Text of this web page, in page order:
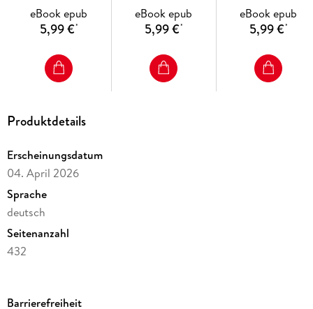
Kate McCoy organisiert immer alles bis ins kleinste Detail!
Doch dann lässt sie sich spontan auf eine Nacht mit ihrem
tätowierten sexy Barbesitzer, der so gar nicht in ihr sorgsam
geregeltes Leben passt
eBook epub
5,99 €*
eBook epub
5,99 €*
eBook epub
5,99 €*
Produktdetails
Erscheinungsdatum
04. April 2026
Sprache
deutsch
Seitenanzahl
432
Barrierefreiheit